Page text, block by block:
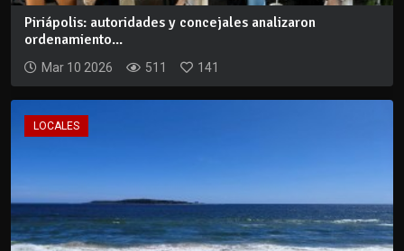
Piriápolis: autoridades y concejales analizaron
ordenamiento...
Mar 10 2026 511 141
LOCALES